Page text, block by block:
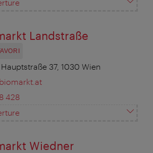
Landstraße
37, 1030 Wien
428
Wiedner